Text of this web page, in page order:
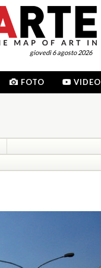
giovedì 6 agosto 2026
FOTO VIDEO